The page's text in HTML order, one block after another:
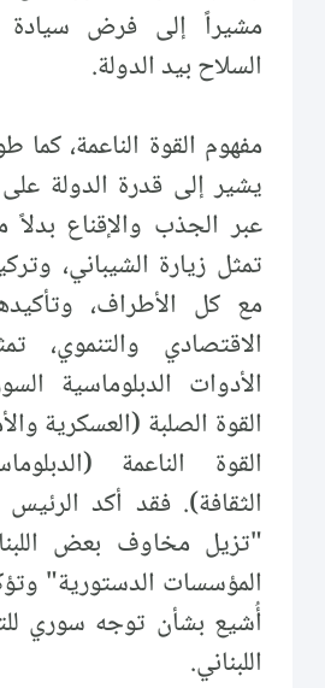
مشيراً إلى فرض سيادة
السلاح بيد الدولة.
مفهوم القوة الناعمة،
يشير إلى قدرة الدولة
عبر الجذب والإقناع بدلاً
تمثل زيارة الشيباني،
مع كل الأطراف،
الاقتصادي والتنموي،
الأدوات الدبلوماسية
القوة الصلبة (العسكرية
القوة الناعمة
الثقافة). فقد أكد
"تزيل مخاوف بعض
المؤسسات الدستورية"
أُشيع بشأن توجه سوري
اللبناني.